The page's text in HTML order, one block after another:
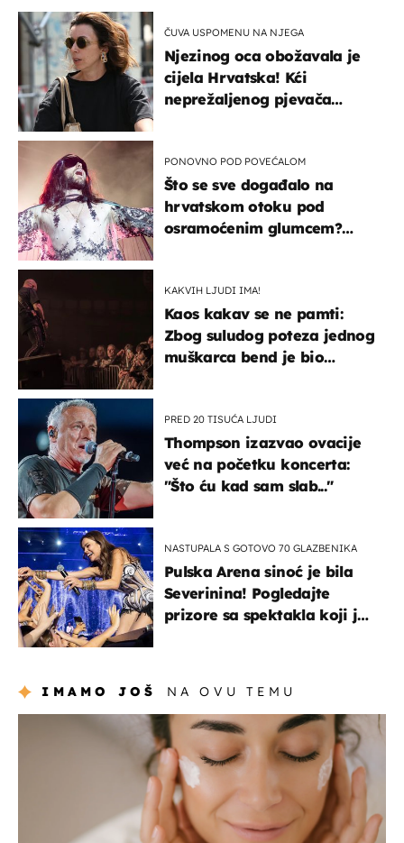
ČUVA USPOMENU NA NJEGA
Njezinog oca obožavala je
cijela Hrvatska! Kći
neprežaljenog pjevača
PONOVNO POD POVEĆALOM
Što se sve događalo na
hrvatskom otoku pod
osramoćenim glumcem?
KAKVIH LJUDI IMA!
Kaos kakav se ne pamti:
Zbog suludog poteza jednog
muškarca bend je bio
PRED 20 TISUĆA LJUDI
Thompson izazvao ovacije
već na početku koncerta:
"Što ću kad sam slab..."
NASTUPALA S GOTOVO 70 GLAZBENIKA
Pulska Arena sinoć je bila
Severinina! Pogledajte
prizore sa spektakla koji je
IMAMO JOŠ NA OVU TEMU
moda & ljepota